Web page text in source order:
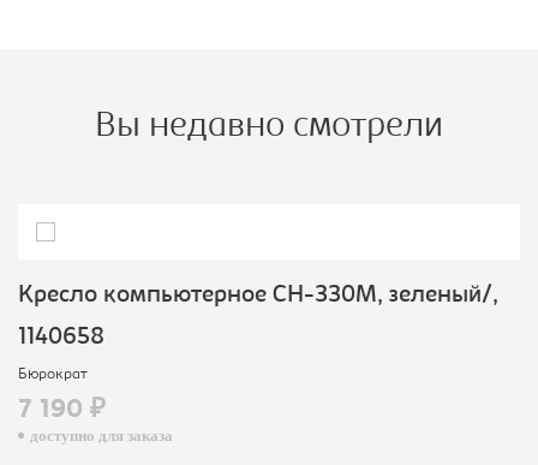
Вы недавно смотрели
Кресло компьютерное CH-330M, зеленый/,
1140658
Бюрократ
7 190 ₽
доступно для заказа